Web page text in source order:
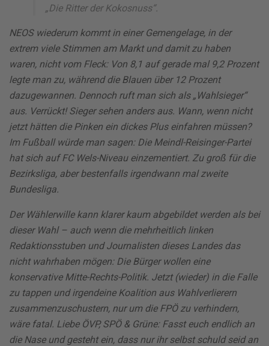
„Die Ritter der Kokosnuss“.
NEOS wiederum kommt in einer Gemengelage, in der
extrem viele Stimmen am Markt und damit zu haben
waren, nicht vom Fleck: Von 8,1 auf gerade mal 9,2 Prozent
legte man zu, während die Blauen über 12 Prozent
dazugewannen. Dennoch ruft man sich als „Wahlsieger“
aus. Verrückt! Sieger sehen anders aus. Wann, wenn nicht
jetzt hätten die Pinken ein dickes Plus einfahren müssen?
Im Fußball würde man sagen: Die Meindl-Reisinger-Partei
hat sich auf FC Wels-Niveau einzementiert. Zu groß für die
Bezirksliga, aber bestenfalls irgendwann mal zweite
Bundesliga.
Der Wählerwille kann klarer kaum abgebildet werden als bei
dieser Wahl – auch wenn die mehrheitlich linken
Redaktionsstuben und Journalisten dieses Landes das
nicht wahrhaben mögen: Die Bürger wollen eine
konservative Mitte-Rechts-Politik. Jetzt (wieder) in die Falle
zu tappen und irgendeine Koalition aus Wahlverlierern
zusammenzuschustern, nur um die FPÖ zu verhindern,
wäre fatal. Liebe ÖVP, SPÖ & Grüne: Fasst euch endlich an
die Nase und gesteht ein, dass nur ihr selbst schuld seid an